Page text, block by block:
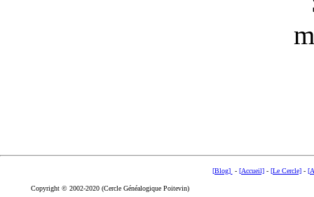
[Blog] - [Accueil]- [Le Cercle]-
Copyright © 2002-2020 (Cercle Généalogique Poitevin)